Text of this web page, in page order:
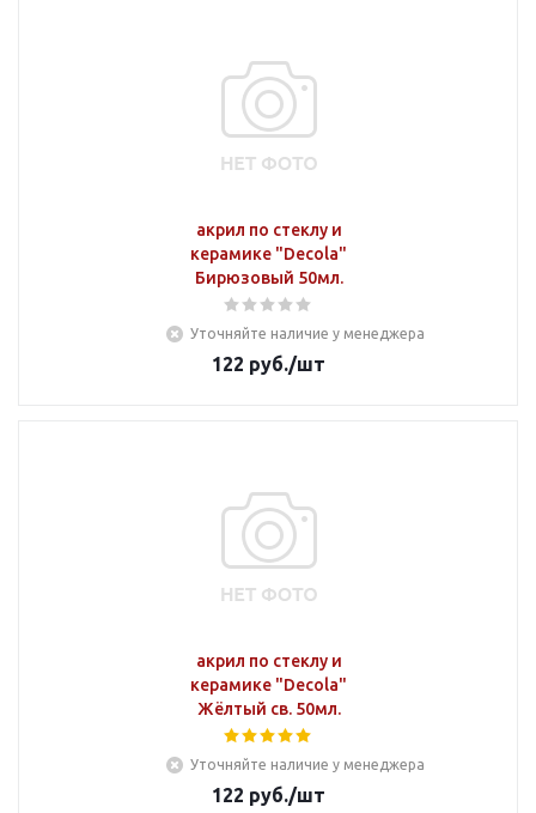
акрил по стеклу и
керамике "Decola"
Бирюзовый 50мл.
Уточняйте наличие у менеджера
122 руб./шт
акрил по стеклу и
керамике "Decola"
Жёлтый св. 50мл.
Уточняйте наличие у менеджера
122 руб./шт